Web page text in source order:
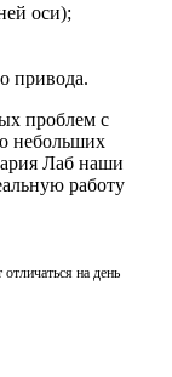
оси);
привода.
проблем с
небольших
Лаб наши
работу
на день